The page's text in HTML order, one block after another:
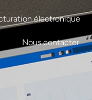
électronique
Nous contacter